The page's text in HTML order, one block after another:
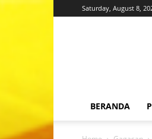
Saturday, August 8,
BERANDA